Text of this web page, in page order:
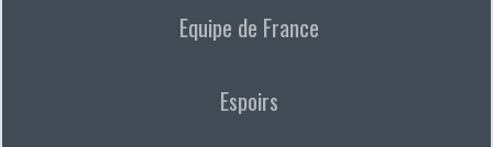
Equipe de France
Espoirs